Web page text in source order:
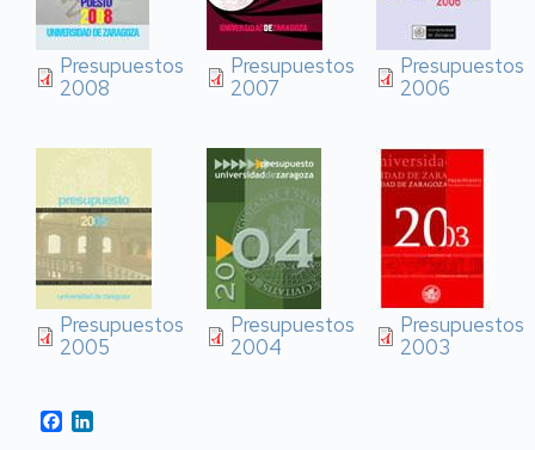
Presupuestos
2008
Presupuestos
2007
Presupuestos
2006
Presupuestos
2005
Presupuestos
2004
Presupuestos
2003
Facebook